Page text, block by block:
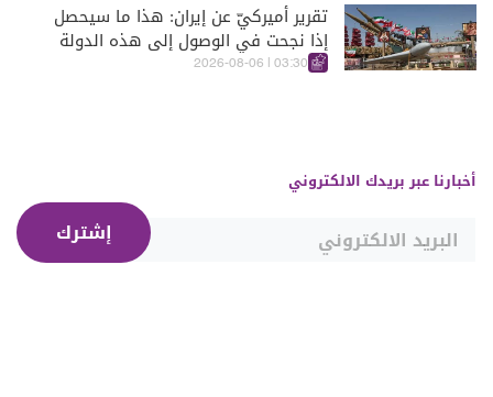
تقرير أميركيّ عن إيران: هذا ما سيحصل
إذا نجحت في الوصول إلى هذه الدولة
الآسيويّة
03:30 | 2026-08-06
أخبارنا عبر بريدك الالكتروني
إشترك